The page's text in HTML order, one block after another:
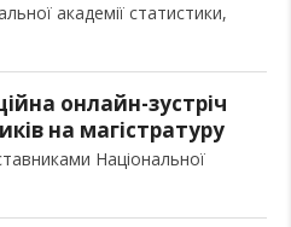
академії статистики,
онлайн-зустріч
на магістратуру
Національної